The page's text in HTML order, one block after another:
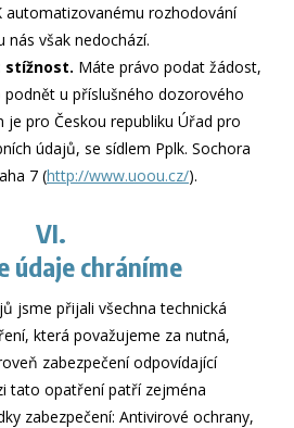
automatizovanému rozhodování
nás však nedochází.
stížnost. Máte právo podat žádost,
u příslušného dozorového
je pro Českou republiku Úřad pro
údajů, se sídlem Pplk. Sochora
7 (http://www.uoou.cz/).
VI.
údaje chráníme
jsme přijali všechna technická
která považujeme za nutná,
zabezpečení odpovídající
tato opatření patří zejména
zabezpečení: Antivirové ochrany,